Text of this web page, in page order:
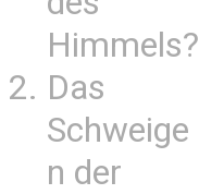
Himmels?
Das
Schweige
n der